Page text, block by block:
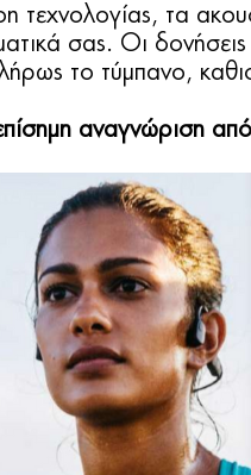
τα
σας. Οι
το τύμπανο,
αναγνώριση